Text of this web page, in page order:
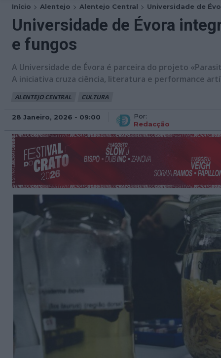
Início Alentejo Alentejo Central Universidade de
Universidade de Évora
e fungos
A Universidade de Évora é parceira do projeto
A iniciativa cruza ciência, literatura e performance
ALENTEJO CENTRAL CULTURA
28 Janeiro, 2026 - 09:00
Por:
Redacção